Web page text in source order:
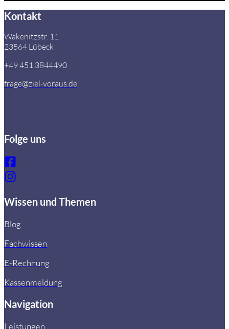
Kontakt
Wakenitzstr. 11
23564 Lübeck
+49 451 3844490
frage@ziel-voraus.de
Folge uns
Wissen und Themen
Blog
Fachwissen
E-Rechnung
Kassenmeldung
Navigation
Leistungen